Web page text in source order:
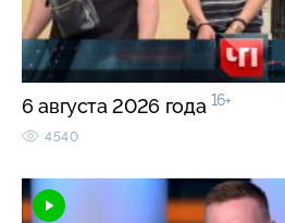
6 августа 2026 года 16+
4540